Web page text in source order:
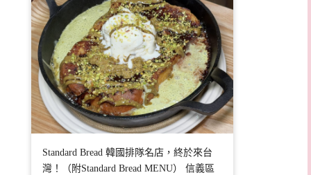
Standard Bread 韓國排隊名店，終於來台
灣！（附Standard Bread MENU） 信義區